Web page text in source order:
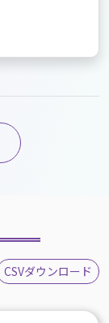
CSVダウンロード